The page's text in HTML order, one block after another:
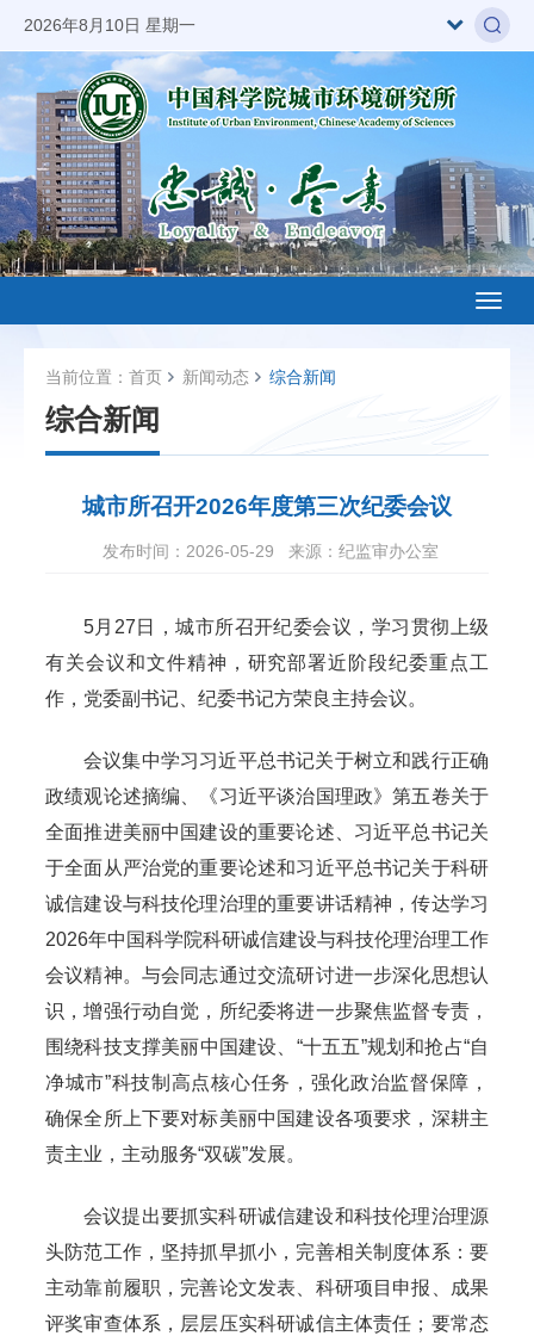
2026年8月10日 星期一
当前位置： 首页 新闻动态 综合新闻
综合新闻
城市所召开2026年度第三次纪委会议
发布时间：2026-05-29 来源：纪监审办公室
5月27日，城市所召开纪委会议，学习贯彻上级
有关会议和文件精神，研究部署近阶段纪委重点工
作，党委副书记、纪委书记方荣良主持会议。
会议集中学习习近平总书记关于树立和践行正确
政绩观论述摘编、《习近平谈治国理政》第五卷关于
全面推进美丽中国建设的重要论述、习近平总书记关
于全面从严治党的重要论述和习近平总书记关于科研
诚信建设与科技伦理治理的重要讲话精神，传达学习
2026年中国科学院科研诚信建设与科技伦理治理工作
会议精神。与会同志通过交流研讨进一步深化思想认
识，增强行动自觉，所纪委将进一步聚焦监督专责，
围绕科技支撑美丽中国建设、“十五五”规划和抢占“自
净城市”科技制高点核心任务，强化政治监督保障，
确保全所上下要对标美丽中国建设各项要求，深耕主
责主业，主动服务“双碳”发展。
会议提出要抓实科研诚信建设和科技伦理治理源
头防范工作，坚持抓早抓小，完善相关制度体系：要
主动靠前履职，完善论文发表、科研项目申报、成果
评奖审查体系，层层压实科研诚信主体责任；要常态